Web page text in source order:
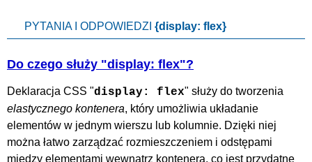
PYTANIA I ODPOWIEDZI {display: flex}
Do czego służy "display: flex"?
Deklaracja CSS "display: flex" służy do tworzenia
elastycznego kontenera, który umożliwia układanie
elementów w jednym wierszu lub kolumnie. Dzięki niej
można łatwo zarządzać rozmieszczeniem i odstępami
między elementami wewnątrz kontenera, co jest przydatne